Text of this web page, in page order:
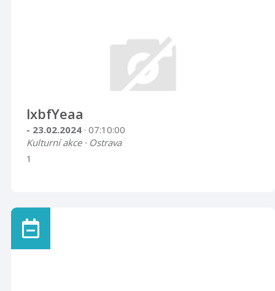
lxbfYeaa
- 23.02.2024 · 07:10:00
Kulturní akce · Ostrava
1